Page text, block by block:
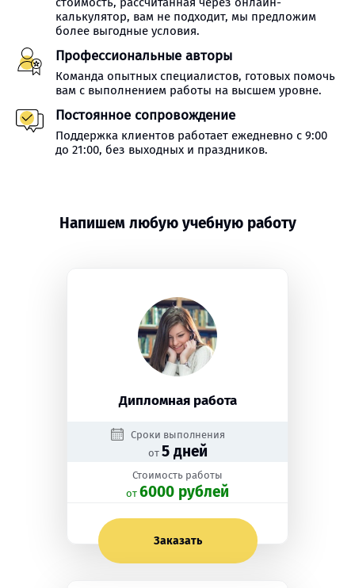
калькулятор, вам не подходит, мы предложим
более выгодные условия.
Профессиональные авторы
Команда опытных специалистов, готовых помочь
вам с выполнением работы на высшем уровне.
Постоянное сопровождение
Поддержка клиентов работает ежедневно с 9:00
до 21:00, без выходных и праздников.
Напишем любую учебную работу
Дипломная работа
Сроки выполнения
от 5 дней
Стоимость работы
oт 6000 рублей
Заказать